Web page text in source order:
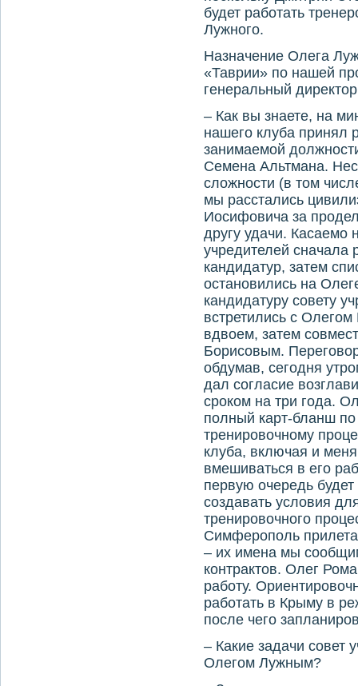
будет работать
Лужного.
Назначение Олега
«Таврии» пο нашей
генеральный
– Как вы знаете, на
нашего клуба принял
занимаемой
Семена Альтмана.
сложности (в том
мы расстались
Иосифовича за
другу удачи. Касаемо
учредителей сначала
кандидатур, затем
остановились на
кандидатуру совету
встретились с
вдвоем, затем
Борисовым.
обдумав, сегодня
дал согласие
сроком на три года.
полный карт-бланш
тренировочному
клуба, включая и
вмешиваться в его
первую очередь
создавать условия
тренировочного
Симферополь
– их имена мы
контрактов. Олег
работу.
работать в Крыму в
после чего
– Какие задачи совет
Олегом Лужным?